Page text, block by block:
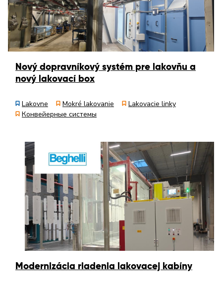
Nový dopravníkový systém pre lakovňu a
nový lakovací box
Lakovne Mokré lakovanie
Lakovacie linky
Конвейерные системы
Modernizácia riadenia lakovacej kabíny